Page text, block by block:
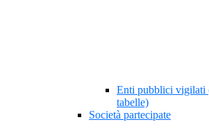
Enti pubblici vigilati
tabelle)
Società partecipate